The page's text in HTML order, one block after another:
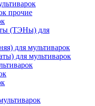
прочие
(ТЭНы) для
для мультиварок
для мультиварок